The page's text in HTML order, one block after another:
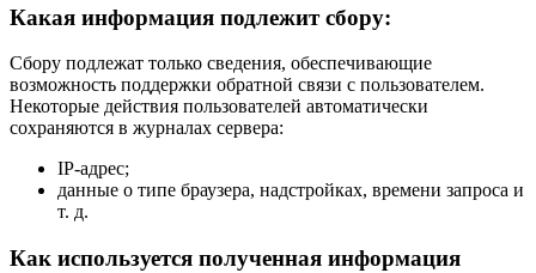
Какая информация подлежит сбору:
Сбору подлежат только сведения, обеспечивающие
возможность поддержки обратной связи с пользователем.
Некоторые действия пользователей автоматически
сохраняются в журналах сервера:
IP-адрес;
данные о типе браузера, надстройках, времени запроса и
т. д.
Как используется полученная информация